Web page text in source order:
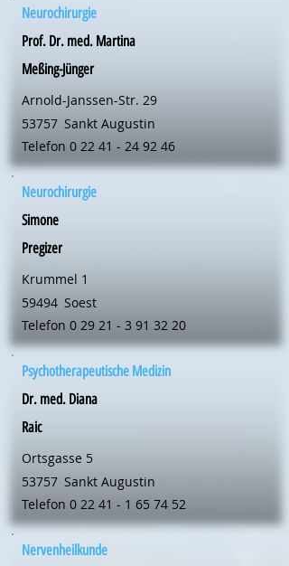
Neurochirurgie
Prof. Dr. med. Martina
Meßing-Jünger
Arnold-Janssen-Str. 29
53757 Sankt Augustin
Telefon 0 22 41 - 24 92 46
Neurochirurgie
Simone
Pregizer
Krummel 1
59494 Soest
Telefon 0 29 21 - 3 91 32 20
Psychotherapeutische Medizin
Dr. med. Diana
Raic
Ortsgasse 5
53757 Sankt Augustin
Telefon 0 22 41 - 1 65 74 52
Nervenheilkunde